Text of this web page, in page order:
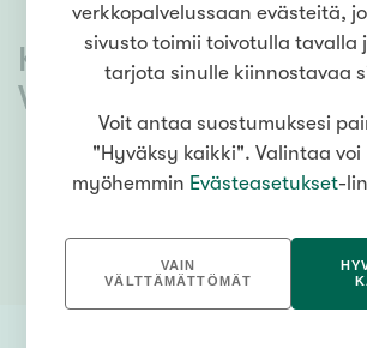
Kiinteistömaailma
Vernissa
verkkopalvelussaan evästeitä,
sivusto toimii toivotulla tavalla
tarjota sinulle kiinnostavaa
Voit antaa suostumuksesi
"Hyväksy kaikki". Valintaa
myöhemmin Evästeasetukset-
VAIN
VÄLTTÄMÄTTÖMÄT